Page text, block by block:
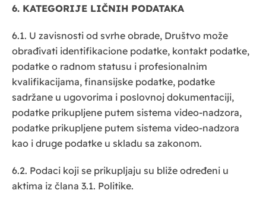
6. KATEGORIJE LIČNIH PODATAKA
6.1. U zavisnosti od svrhe obrade, Društvo može
obrađivati identifikacione podatke, kontakt podatke,
podatke o radnom statusu i profesionalnim
kvalifikacijama, finansijske podatke, podatke
sadržane u ugovorima i poslovnoj dokumentaciji,
podatke prikupljene putem sistema video-nadzora,
podatke prikupljene putem sistema video-nadzora
kao i druge podatke u skladu sa zakonom.
6.2. Podaci koji se prikupljaju su bliže određeni u
aktima iz člana 3.1. Politike.